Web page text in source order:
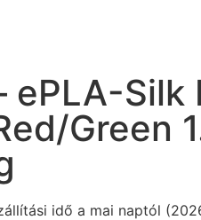
ePLA-
Green
idő a mai naptól